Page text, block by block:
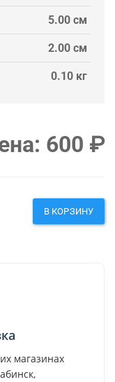
5.00 см
2.00 см
0.10 кг
600 ₽
В КОРЗИНУ
магазинах